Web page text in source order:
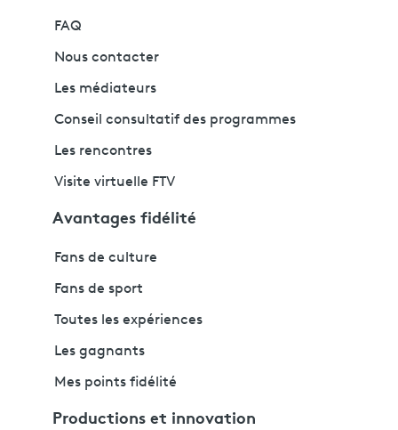
FAQ
Nous contacter
Les médiateurs
Conseil consultatif des programmes
Les rencontres
Visite virtuelle FTV
Avantages fidélité
Fans de culture
Fans de sport
Toutes les expériences
Les gagnants
Mes points fidélité
Productions et innovation